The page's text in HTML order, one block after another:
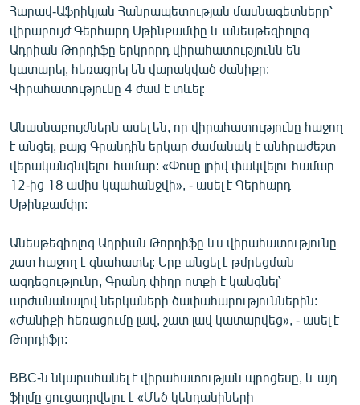
«Ազատության» բոլոր կայքերը
Հարավ-Աֆրիկյան Հանրապետության մասնագետները՝
վիրաբույժ Գերհարդ Սթինքամփը և անեսթեզիոլոգ
Ադրիան Թորդիֆը երկրորդ վիրահատությունն են
կատարել, հեռացրել են վարակված ժանիքը:
Վիրահատությունը 4 ժամ է տևել:
Անասնաբույժներն ասել են, որ վիրահատությունը հաջող
է անցել, բայց Գրանդին երկար ժամանակ է անհրաժեշտ
վերականգնվելու համար: «Փոսը լրիվ փակվելու համար
12-ից 18 ամիս կպահանջվի», - ասել է Գերհարդ
Սթինքամփը:
Անեսթեզիոլոգ Ադրիան Թորդիֆը ևս վիրահատությունը
շատ հաջող է գնահատել: Երբ անցել է թմրեցման
ազդեցությունը, Գրանդ փիղը ոտքի է կանգնել՝
արժանանալով ներկաների ծափահարություններին:
«Ժանիքի հեռացումը լավ, շատ լավ կատարվեց», - ասել է
Թորդիֆը:
BBC-ն նկարահանել է վիրահատության պրոցեսը, և այդ
ֆիլմը ցուցադրվելու է «Մեծ կենդանիների